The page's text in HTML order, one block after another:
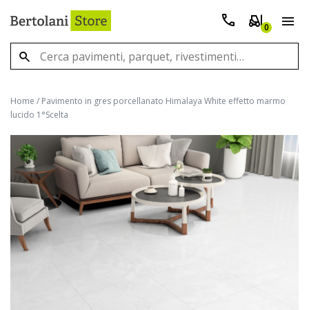
0
Home / Pavimento in gres porcellanato Himalaya White effetto marmo
lucido 1°Scelta